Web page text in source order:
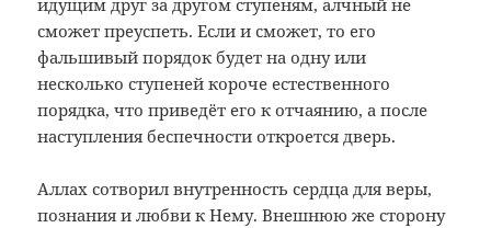
идущим друг за другом ступеням, алчный не
сможет преуспеть. Если и сможет, то его
фальшивый порядок будет на одну или
несколько ступеней короче естественного
порядка, что приведёт его к отчаянию, а после
наступления беспечности откроется дверь.
Аллах сотворил внутренность сердца для веры,
познания и любви к Нему. Внешнюю же сторону